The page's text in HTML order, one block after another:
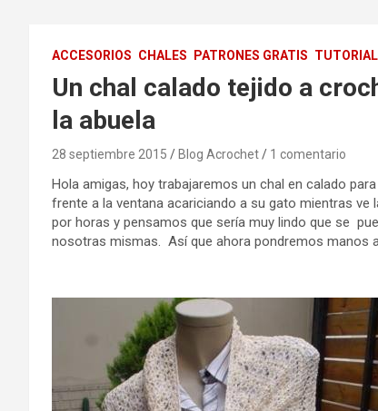
ACCESORIOS CHALES PATRONES GRATIS TUTORIAL
Un chal calado tejido a
la abuela
28 septiembre 2015 Blog Acrochet 1 comentario
Hola amigas, hoy trabajaremos un chal en calado
frente a la ventana acariciando a su gato mientras
por horas y pensamos que sería muy lindo que se
nosotras mismas. Así que ahora pondremos manos